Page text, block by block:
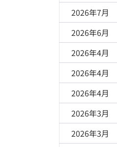
2026年7月
2026年6月
2026年4月
2026年4月
2026年4月
2026年3月
2026年3月